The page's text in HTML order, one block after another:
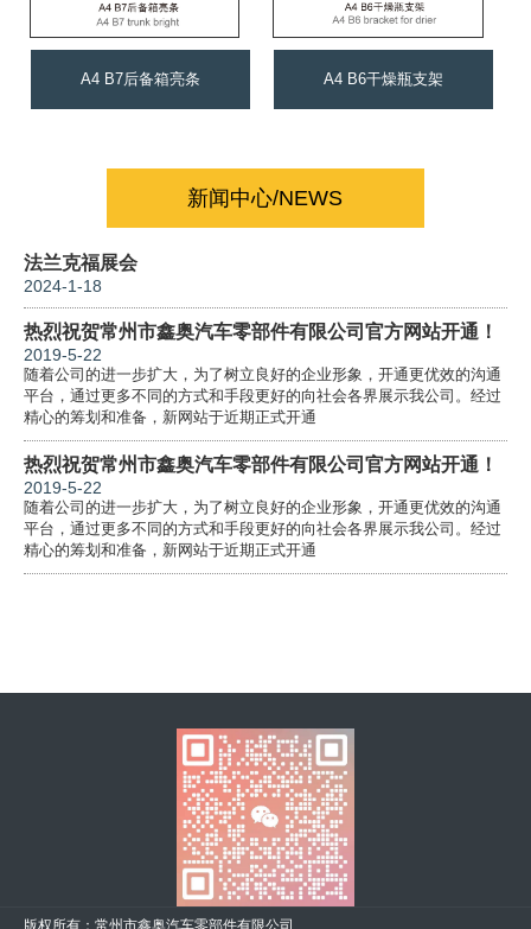
A4 B7后备箱亮条 A4 B6干燥瓶支架
新闻中心/NEWS
法兰克福展会
2024-1-18
热烈祝贺常州市鑫奥汽车零部件有限公司官方网站开通！
2019-5-22
随着公司的进一步扩大，为了树立良好的企业形象，开通更优效的沟通
平台，通过更多不同的方式和手段更好的向社会各界展示我公司。经过
精心的筹划和准备，新网站于近期正式开通
热烈祝贺常州市鑫奥汽车零部件有限公司官方网站开通！
2019-5-22
随着公司的进一步扩大，为了树立良好的企业形象，开通更优效的沟通
平台，通过更多不同的方式和手段更好的向社会各界展示我公司。经过
精心的筹划和准备，新网站于近期正式开通